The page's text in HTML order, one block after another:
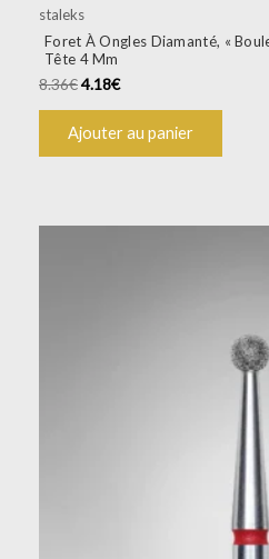
staleks
Foret À Ongles Diamanté, «
Tête 4 Mm
8.36€4.18€
Ajouter au panier